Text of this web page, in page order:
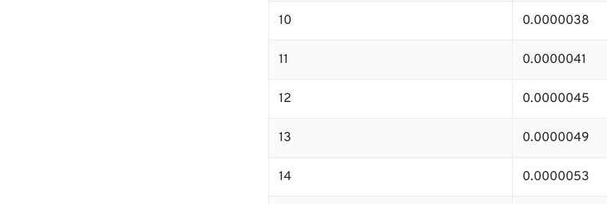
10 0.0000038
11 0.0000041
12 0.0000045
13 0.0000049
14 0.0000053